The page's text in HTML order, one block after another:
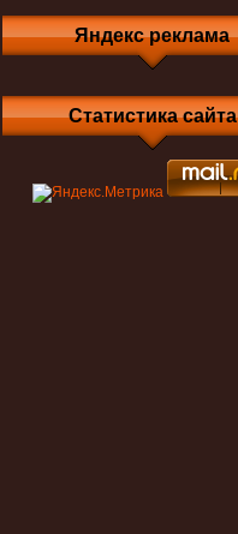
Яндекс реклама
Статистика сайта